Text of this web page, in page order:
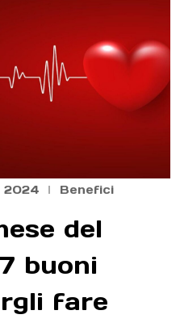
2024 Benefici
del
buoni
fare